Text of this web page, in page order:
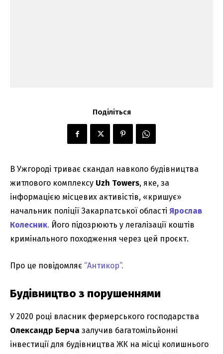
Поділіться
В Ужгороді триває скандал навколо будівництва
житлового комплексу Uzh Towers, яке, за
інформацією місцевих активістів, «кришує»
начальник поліції Закарпатської області Ярослав
Колесник. Його підозрюють у легалізації коштів
кримінального походження через цей проєкт.
Про це повідомляє “Антикор”.
Будівництво з порушеннями
У 2020 році власник фермерського господарства
Олександр Берча залучив багатомільйонні
інвестиції для будівництва ЖК на місці колишнього